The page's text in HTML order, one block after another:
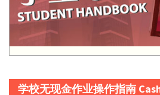
学校无现金作业操作指南